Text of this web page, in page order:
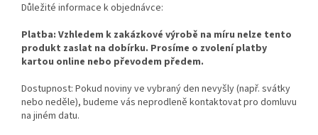
Důležité informace k objednávce:
Platba: Vzhledem k zakázkové výrobě na míru nelze tento
produkt zaslat na dobírku. Prosíme o zvolení platby
kartou online nebo převodem předem.
Dostupnost: Pokud noviny ve vybraný den nevyšly (např. svátky
nebo neděle), budeme vás neprodleně kontaktovat pro domluvu
na jiném datu.